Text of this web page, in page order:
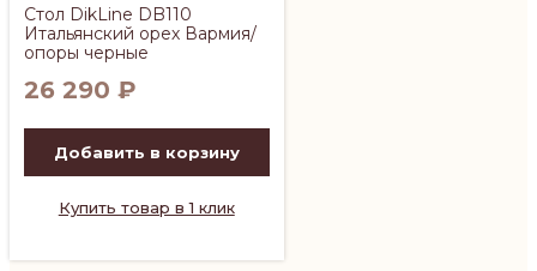
Стол DikLine DB110
Итальянский орех Вармия/
опоры черные
26 290 ₽
Добавить в корзину
Купить товар в 1 клик